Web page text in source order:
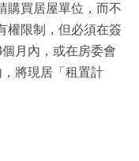
購買居屋單位，而不
權限制，但必須在簽
月內，或在房委會
將現居「租置計